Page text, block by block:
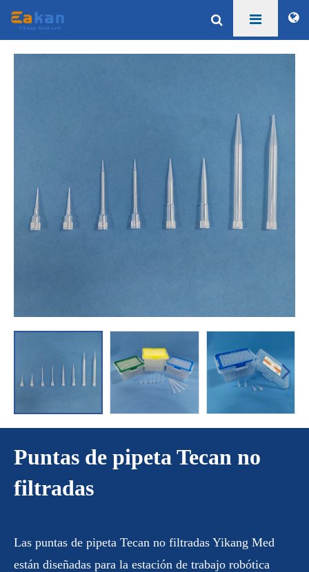
Puntas de pipeta Tecan no
filtradas
Las puntas de pipeta Tecan no filtradas Yikang Med
están diseñadas para la estación de trabajo robótica